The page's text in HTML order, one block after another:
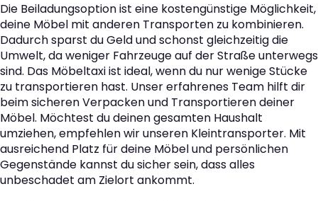
Die Beiladungsoption ist eine kostengünstige Möglichkeit,
deine Möbel mit anderen Transporten zu kombinieren.
Dadurch sparst du Geld und schonst gleichzeitig die
Umwelt, da weniger Fahrzeuge auf der Straße unterwegs
sind. Das Möbeltaxi ist ideal, wenn du nur wenige Stücke
zu transportieren hast. Unser erfahrenes Team hilft dir
beim sicheren Verpacken und Transportieren deiner
Möbel. Möchtest du deinen gesamten Haushalt
umziehen, empfehlen wir unseren Kleintransporter. Mit
ausreichend Platz für deine Möbel und persönlichen
Gegenstände kannst du sicher sein, dass alles
unbeschadet am Zielort ankommt.